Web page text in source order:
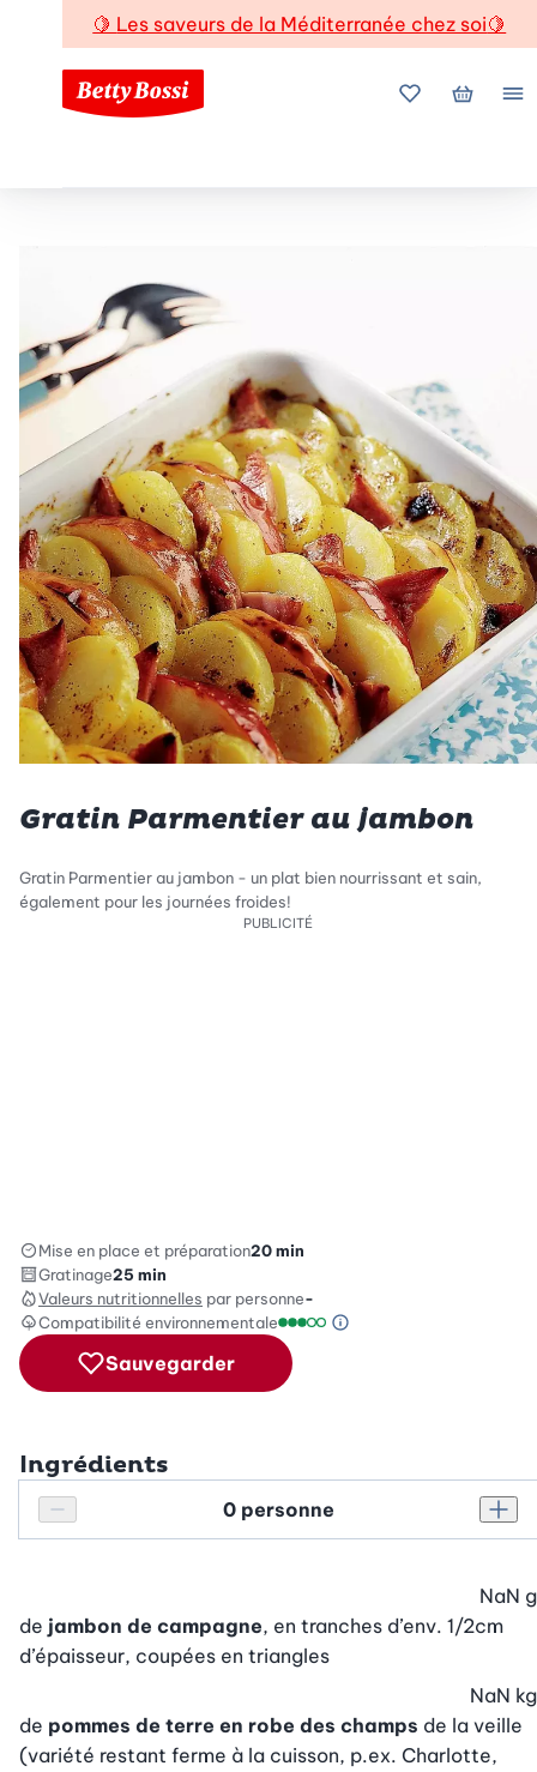
🍋 Les saveurs de la Méditerranée chez soi🍋
Mes favoris
Mon
Gratin Parmentier au jambon
Gratin Parmentier au jambon - un plat bien nourrissant et sain,
également pour les journées froides!
PUBLICITÉ
Mise en place et préparation20 min
Gratinage25 min
Valeurs nutritionnelles par personne-
Compatibilité environnementale
Échelle de compatibilité
Information sur
Sauvegarder
Ingrédients
Réduire le nombre de personnes
Personnes
de jambon de campagne, en tranches d’env. 1/2cm
d’épaisseur, coupées en triangles
NaN g
de pommes de terre en robe des champs de la veille
(variété restant ferme à la cuisson, p.ex. Charlotte,
NaN kg